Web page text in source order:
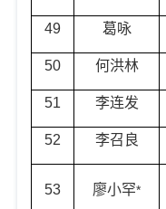
49 葛咏
50 何洪林
51 李连发
52 李召良
53 廖小罕*